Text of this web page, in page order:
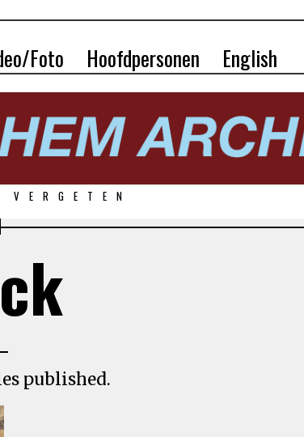
Foto Hoofdpersonen English
published.